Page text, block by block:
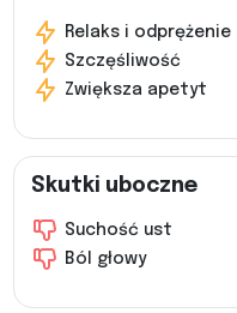
Relaks i odprężenie
Szczęśliwość
Zwiększa apetyt
Skutki uboczne
Suchość ust
Ból głowy